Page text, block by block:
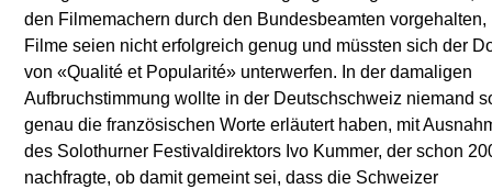
den Filmemachern durch den Bundesbeamten vorgehalten,
Filme seien nicht erfolgreich genug und müssten sich der
von «Qualité et Popularité» unterwerfen. In der damaligen
Aufbruchstimmung wollte in der Deutschschweiz niemand
genau die französischen Worte erläutert haben, mit
des Solothurner Festivaldirektors Ivo Kummer, der schon
nachfragte, ob damit gemeint sei, dass die Schweizer